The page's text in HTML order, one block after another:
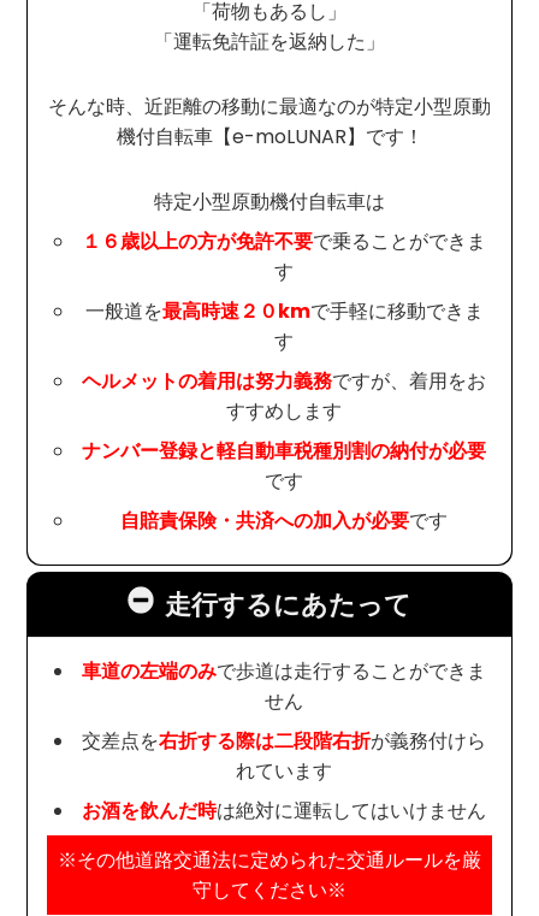
「荷物もあるし」
「運転免許証を返納した」
そんな時、近距離の移動に最適なのが特定小型原動
機付自転車【e-moLUNAR】です！
特定小型原動機付自転車は
１６歳以上の方が免許不要で乗ることができま
す
一般道を最高時速２０kmで手軽に移動できま
す
ヘルメットの着用は努力義務ですが、着用をお
すすめします
ナンバー登録と軽自動車税種別割の納付が必要
です
自賠責保険・共済への加入が必要です
走行するにあたって
車道の左端のみで歩道は走行することができま
せん
交差点を右折する際は二段階右折が義務付けら
れています
お酒を飲んだ時は絶対に運転してはいけません
※その他道路交通法に定められた交通ルールを厳
守してください※